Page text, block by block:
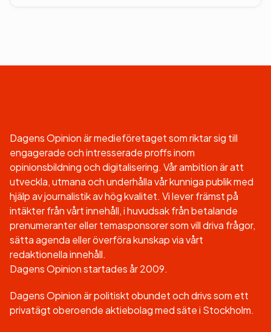
Dagens Opinion är medieföretaget som riktar sig till
engagerade och intresserade proffs inom
opinionsbildning och digitalisering. Vår ambition är att
utveckla, utmana och underhålla vår kunniga publik med
hjälp av journalistik av hög kvalitet. Vi lever främst på
intäkter från vårt innehåll, i huvudsak från betalande
prenumeranter eller temasponsorer som vill driva frågor,
sätta agenda eller överföra kunskap via vårt
redaktionella innehåll.
Dagens Opinion startades år 2009.
Dagens Opinion är politiskt obundet och drivs som ett
privatägt oberoende aktiebolag med säte i Stockholm.